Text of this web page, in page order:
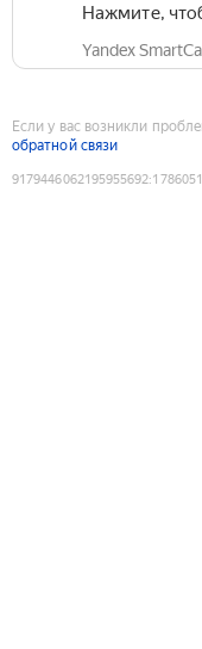
Нажмите,
Yandex
Если у вас возникли
обратной связи
9179446062195955692: